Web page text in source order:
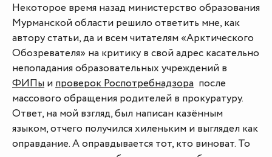
Некоторое время назад министерство образования
Мурманской области решило ответить мне, как
автору статьи, да и всем читателям «Арктического
Обозревателя» на критику в свой адрес касательно
непопадания образовательных учреждений в
ФИПы ипроверок Роспотребнадзора после
массового обращения родителей в прокуратуру.
Ответ, на мой взгляд, был написан казённым
языком, отчего получился хиленьким и выглядел как
оправдание. А оправдывается тот, кто виноват. То